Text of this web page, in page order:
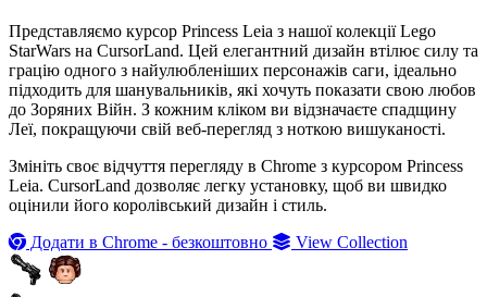
Представляємо курсор Princess Leia з нашої колекції Lego
StarWars на CursorLand. Цей елегантний дизайн втілює силу та
грацію одного з найулюбленіших персонажів саги, ідеально
підходить для шанувальників, які хочуть показати свою любов
до Зоряних Війн. З кожним кліком ви відзначаєте спадщину
Леї, покращуючи свій веб-перегляд з ноткою вишуканості.
Змініть своє відчуття перегляду в Chrome з курсором Princess
Leia. CursorLand дозволяє легку установку, щоб ви швидко
оцінили його королівський дизайн і стиль.
Додати в Chrome - безкоштовно
View Collection